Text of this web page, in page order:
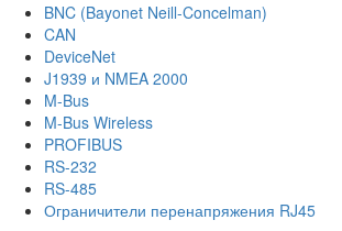
BNC (Bayonet Neill-Concelman)
CAN
DeviceNet
J1939 и NMEA 2000
M-Bus
M-Bus Wireless
PROFIBUS
RS-232
RS-485
Ограничители перенапряжения RJ45